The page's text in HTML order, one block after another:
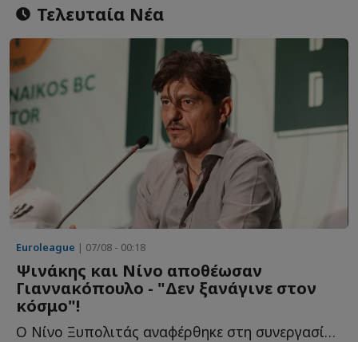
Τελευταία Νέα
Euroleague | 07/08 - 00:18
Ψινάκης και Νίνο αποθέωσαν
Γιαννακόπουλο - "Δεν ξανάγινε στον
κόσμο"!
Ο Νίνο Ξυπολιτάς αναφέρθηκε στη συνεργασία του με τον Δ...